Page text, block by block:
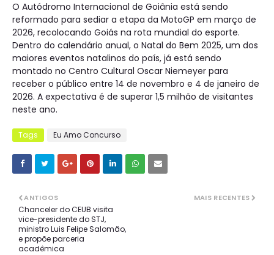
O Autódromo Internacional de Goiânia está sendo
reformado para sediar a etapa da MotoGP em março de
2026, recolocando Goiás na rota mundial do esporte.
Dentro do calendário anual, o Natal do Bem 2025, um dos
maiores eventos natalinos do país, já está sendo
montado no Centro Cultural Oscar Niemeyer para
receber o público entre 14 de novembro e 4 de janeiro de
2026. A expectativa é de superar 1,5 milhão de visitantes
neste ano.
Tags Eu Amo Concurso
MAIS RECENTES
ANTIGOS
Chanceler do CEUB visita
vice-presidente do STJ,
ministro Luis Felipe Salomão,
e propõe parceria
acadêmica